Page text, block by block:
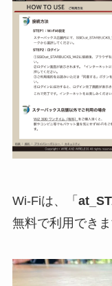
Wi-Fiは、「
無料で利用できま